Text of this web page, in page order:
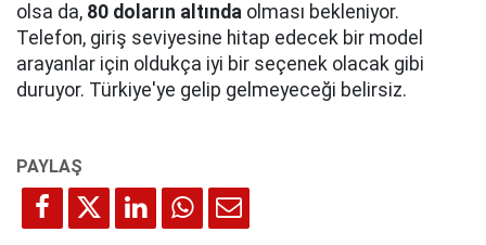
olsa da, 80 doların altında olması bekleniyor.
Telefon, giriş seviyesine hitap edecek bir model
arayanlar için oldukça iyi bir seçenek olacak gibi
duruyor. Türkiye'ye gelip gelmeyeceği belirsiz.